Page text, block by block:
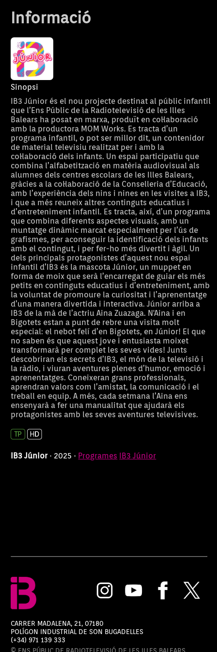
Informació
Sinopsi
IB3 Júnior és el nou projecte destinat al públic infantil
que l’Ens Públic de la Radiotelevisió de les Illes
Balears ha posat en marxa, produït en col·laboració
amb la productora MOM Works. Es tracta d’un
programa infantil, o pot ser millor dit, un contenidor
de material televisiu realitzat per i amb la
col·laboració dels infants. Un espai participatiu que
combina l’alfabetització en matèria audiovisual als
alumnes dels centres escolars de les Illes Balears,
gràcies a la col·laboració de la Conselleria d’Educació,
amb l’experiència dels nins i nines en les visites a IB3,
i que a més reuneix altres continguts educatius i
d’entreteniment infantil. Es tracta, així, d’un programa
que combina diferents aspectes visuals, amb un
muntatge dinàmic marcat especialment per l’ús de
grafismes, per aconseguir la identificació dels infants
amb el contingut, i per fer-ho més divertit i àgil. Un
dels principals protagonistes d’aquest nou espai
infantil d’IB3 és la mascota Júnior, un muppet en
forma de moix que serà l’encarregat de guiar els més
petits en continguts educatius i d’entreteniment, amb
la voluntat de promoure la curiositat i l’aprenentatge
d’una manera divertida i interactiva. Júnior arriba a
IB3 de la mà de l’actriu Aina Zuazaga. N'Aina i en
Bigotets estan a punt de rebre una visita molt
especial: el nebot felí d’en Bigotets, en Júnior! El que
no saben és que aquest jove i entusiasta moixet
transformarà per complet les seves vides! Junts
descobriran els secrets d’IB3, el món de la televisió i
la ràdio, i viuran aventures plenes d’humor, emoció i
aprenentatges. Coneixeran grans professionals,
aprendran valors com l’amistat, la comunicació i el
treball en equip. A més, cada setmana l’Aina ens
ensenyarà a fer una manualitat que ajudarà els
protagonistes amb les seves aventures televisives.
IB3 Júnior · 2025 · Programes IB3 Júnior
CARRER MADALENA, 21, 07180
POLÍGON INDUSTRIAL DE SON BUGADELLES
(+34) 971 139 333
© ENS PÚBLIC DE RADIOTELEVISIÓ DE LES ILLES BALEARS